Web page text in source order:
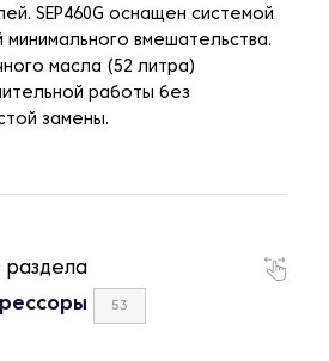
SEP460G оснащен системой
вмешательства.
масла (52 литра)
работы без
замены.
раздела
53